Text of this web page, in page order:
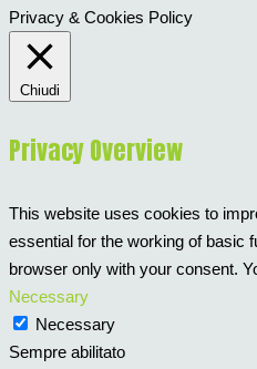
Privacy & Cookies Policy
Chiudi
Privacy Overview
This website uses cookies to
essential for the working of basic
browser only with your consent.
Necessary
Necessary
Sempre abilitato